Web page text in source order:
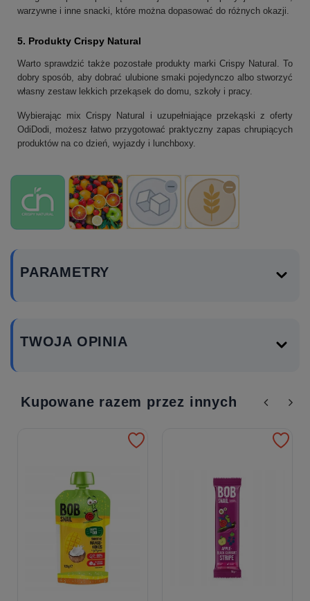
warzywne i inne snacki, które można dopasować do różnych okazji.
5. Produkty Crispy Natural
Warto sprawdzić także pozostałe produkty marki Crispy Natural. To
dobry sposób, aby dobrać ulubione smaki pojedynczo albo stworzyć
własny zestaw lekkich przekąsek do domu, szkoły i pracy.
Wybierając mix Crispy Natural i uzupełniające przekąski z oferty
OdiDodi, możesz łatwo przygotować praktyczny zapas chrupiących
produktów na co dzień, wyjazdy i lunchboxy.
PARAMETRY
TWOJA OPINIA
Kupowane razem przez innych